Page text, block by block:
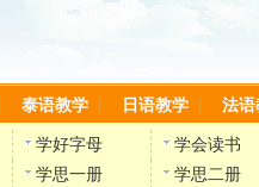
泰语教学 日语教学 法语
学好字母
学会读书
学思一册
学思二册